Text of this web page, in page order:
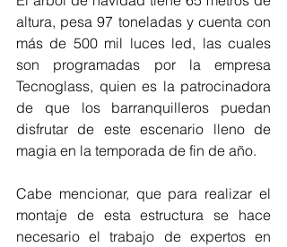
altura, pesa 97 toneladas y cuenta con
más de 500 mil luces led, las cuales
son programadas por la empresa
Tecnoglass, quien es la patrocinadora
de que los barranquilleros puedan
disfrutar de este escenario lleno de
magia en la temporada de fin de año.
Cabe mencionar, que para realizar el
montaje de esta estructura se hace
necesario el trabajo de expertos en